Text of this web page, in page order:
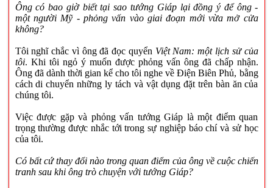
Ông có bao giờ biết tại sao tướng Giáp lại đồng ý để ông -
một người Mỹ - phỏng vấn vào giai đoạn mới vừa mở cửa
không?
Tôi nghĩ chắc vì ông đã đọc quyển Việt Nam: một lịch sử của
tôi. Khi tôi ngỏ ý muốn được phỏng vấn ông đã chấp nhận.
Ông đã dành thời gian kể cho tôi nghe về Điện Biên Phủ, bằng
cách di chuyển những ly tách và vật dụng đặt trên bàn ăn của
chúng tôi.
Việc được gặp và phỏng vấn tướng Giáp là một điểm quan
trọng thường được nhắc tới trong sự nghiệp báo chí và sử học
của tôi.
Có bất cứ thay đổi nào trong quan điểm của ông về cuộc chiến
tranh sau khi ông trò chuyện với tướng Giáp?